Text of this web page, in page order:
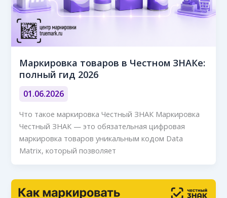
Маркировка товаров в Честном ЗНАКе:
полный гид 2026
01.06.2026
Что такое маркировка Честный ЗНАК Маркировка
Честный ЗНАК — это обязательная цифровая
маркировка товаров уникальным кодом Data
Matrix, который позволяет